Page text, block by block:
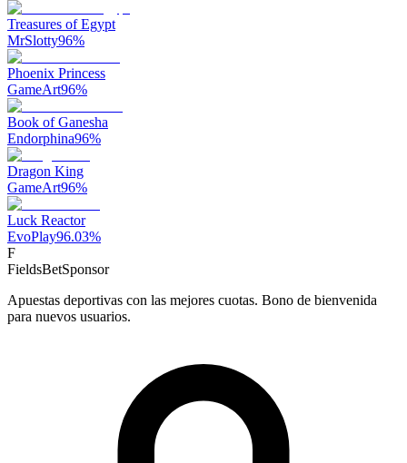
Treasures of Egypt
MrSlotty96%
Phoenix Princess
GameArt96%
Book of Ganesha
Endorphina96%
Dragon King
GameArt96%
Luck Reactor
EvoPlay96.03%
F
FieldsBetSponsor
Apuestas deportivas con las mejores cuotas. Bono de bienvenida
para nuevos usuarios.